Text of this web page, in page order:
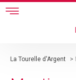
Skip to main content
La Tourelle d'Argent >